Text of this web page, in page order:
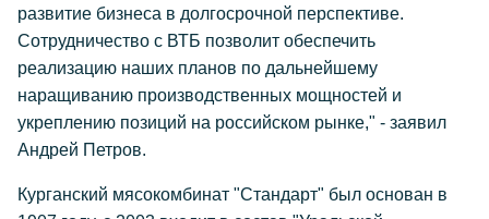
развитие бизнеса в долгосрочной перспективе.
Сотрудничество с ВТБ позволит обеспечить
реализацию наших планов по дальнейшему
наращиванию производственных мощностей и
укреплению позиций на российском рынке," - заявил
Андрей Петров.
Курганский мясокомбинат "Стандарт" был основан в